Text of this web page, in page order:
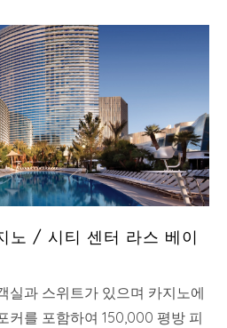
노 / 시티 센터 라스 베이
실과 스위트가 있으며 카지노에
커를 포함하여 150,000 평방 피